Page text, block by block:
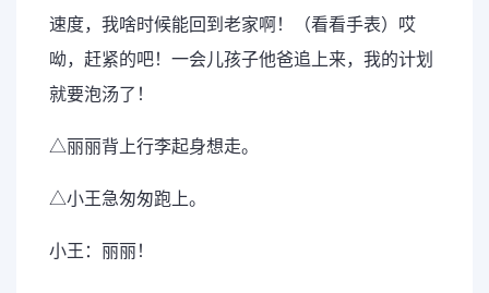
速度，我啥时候能回到老家啊！（看看手表）哎
呦，赶紧的吧！一会儿孩子他爸追上来，我的计划
就要泡汤了！
△丽丽背上行李起身想走。
△小王急匆匆跑上。
小王：丽丽！